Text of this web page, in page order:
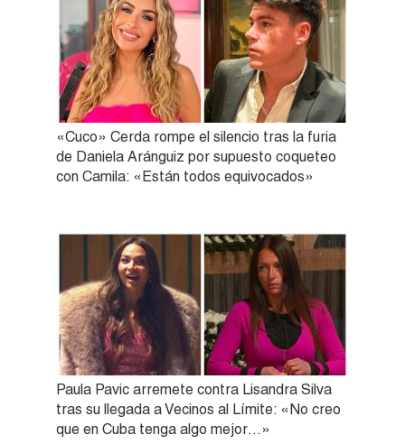
«Cuco» Cerda rompe el silencio tras la furia
de Daniela Aránguiz por supuesto coqueteo
con Camila: «Están todos equivocados»
Paula Pavic arremete contra Lisandra Silva
tras su llegada a Vecinos al Límite: «No creo
que en Cuba tenga algo mejor…»